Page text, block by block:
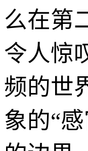
么在第
令人惊
频的世
象的“